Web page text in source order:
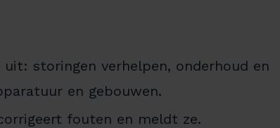
storingen verhelpen, onderhoud en
en gebouwen.
fouten en meldt ze.